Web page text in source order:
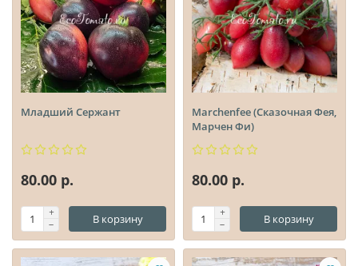
Младший Сержант
80.00 р.
В корзину
Marchenfee (Сказочная Фея,
Марчен Фи)
80.00 р.
В корзину